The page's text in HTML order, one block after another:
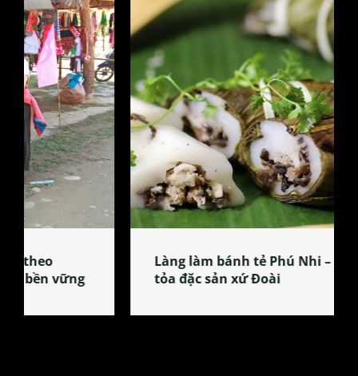
Làng làm bánh tẻ Phú Nhi – nơi lan
tỏa đặc sản xứ Đoài